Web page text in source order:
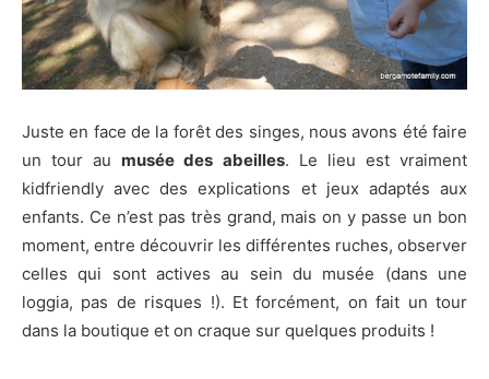
Juste en face de la forêt des singes, nous avons été faire
un tour au musée des abeilles. Le lieu est vraiment
kidfriendly avec des explications et jeux adaptés aux
enfants. Ce n’est pas très grand, mais on y passe un bon
moment, entre découvrir les différentes ruches, observer
celles qui sont actives au sein du musée (dans une
loggia, pas de risques !). Et forcément, on fait un tour
dans la boutique et on craque sur quelques produits !